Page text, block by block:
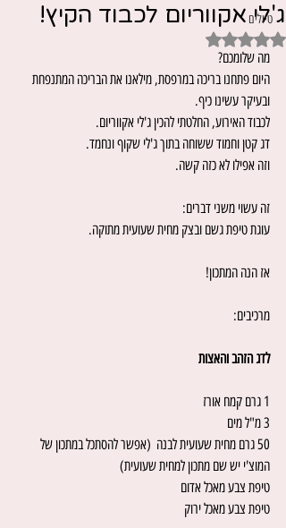
טיולים
ג'לי אקווריום לכבוד הקיץ!
דירוג של NaN מתוך 5 כוכבים
מה שלומכם?
היום פתחנו בריכה במרפסת, מילאנו את הבריכה המתנפחת
ובעיקר עשינו כיף.
לכבוד האירוע, החלטתי להכין ג'לי אקווריום.
דג קטן וחמוד ששוחה בתוך ג'לי שקוף ונחמד.
וזה אפילו לא כזה קשה.
זה עשוי משני דברים:
עוגת טיפת גשם ובצק מחית שעועית מתוקה.
אז הנה המתכון!
מרכיבים:
לדג הזהב והאצות
1 גרם קמח אורז
3 מ"ל מים
50 גרם מחית שעועית לבנה  (אפשר להסתכל במתכון של
המוצ'י יש שם מתכון למחית שעועית)
טיפת צבע מאכל אדום
טיפת צבע מאכל ירוק